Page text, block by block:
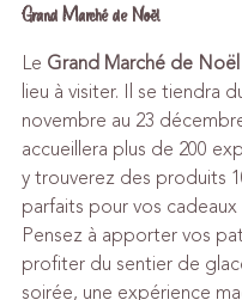
Grand Marché de Noël
Le Grand Marché de Noël
lieu à visiter. Il se tiendra
novembre au 23
accueillera plus de 200
y trouverez des produits
parfaits pour vos
Pensez à apporter vos
profiter du sentier de
soirée, une expérience